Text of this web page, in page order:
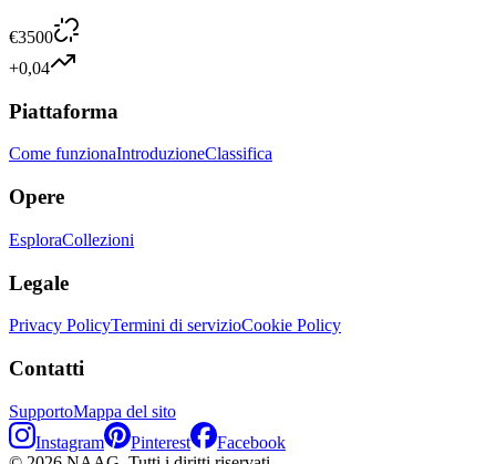
€3500
+0,04
Piattaforma
Come funzionaIntroduzioneClassifica
Opere
EsploraCollezioni
Legale
Privacy PolicyTermini di servizioCookie Policy
Contatti
SupportoMappa del sito
Instagram
Pinterest
Facebook